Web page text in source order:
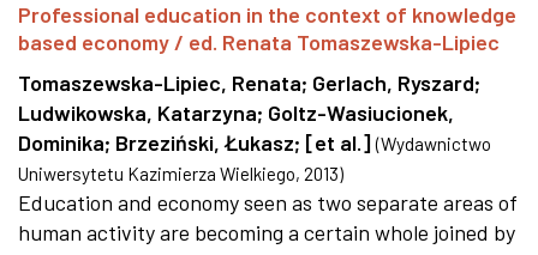
Professional education in the context of knowledge
based economy / ed. Renata Tomaszewska-Lipiec
Tomaszewska-Lipiec, Renata; Gerlach, Ryszard;
Ludwikowska, Katarzyna; Goltz-Wasiucionek,
Dominika; Brzeziński, Łukasz; [et al.] (Wydawnictwo
Uniwersytetu Kazimierza Wielkiego, 2013)
Education and economy seen as two separate areas of
human activity are becoming a certain whole joined by